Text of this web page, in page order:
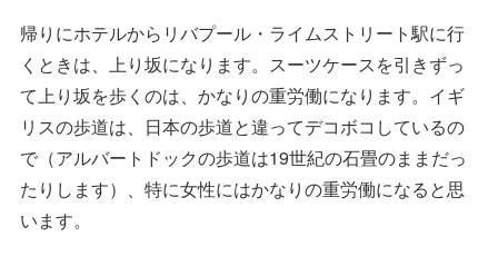
帰りにホテルからリバプール・ライムストリート駅に行
くときは、上り坂になります。スーツケースを引きずっ
て上り坂を歩くのは、かなりの重労働になります。イギ
リスの歩道は、日本の歩道と違ってデコボコしているの
で（アルバートドックの歩道は19世紀の石畳のままだっ
たりします）、特に女性にはかなりの重労働になると思
います。